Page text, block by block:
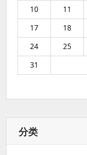
10
11
17
18
24
25
31
分类